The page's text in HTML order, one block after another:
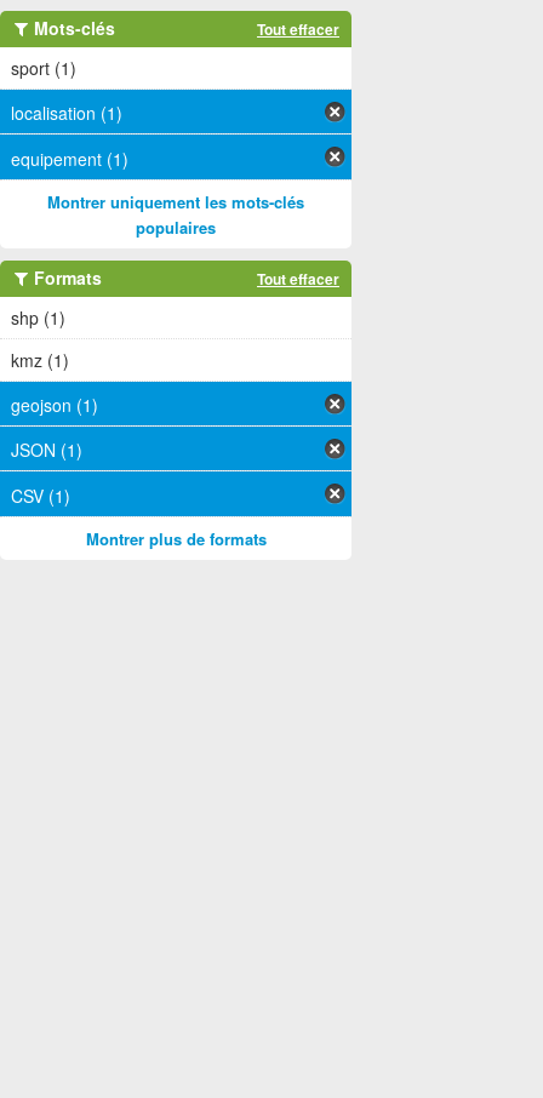
Mots-clés Tout effacer
sport (1)
localisation (1)
equipement (1)
Montrer uniquement les mots-clés
populaires
Formats Tout effacer
shp (1)
kmz (1)
geojson (1)
JSON (1)
CSV (1)
Montrer plus de formats